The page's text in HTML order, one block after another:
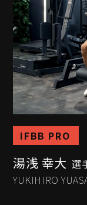
IFBB PRO
湯浅 幸大 選
YUKIHIRO